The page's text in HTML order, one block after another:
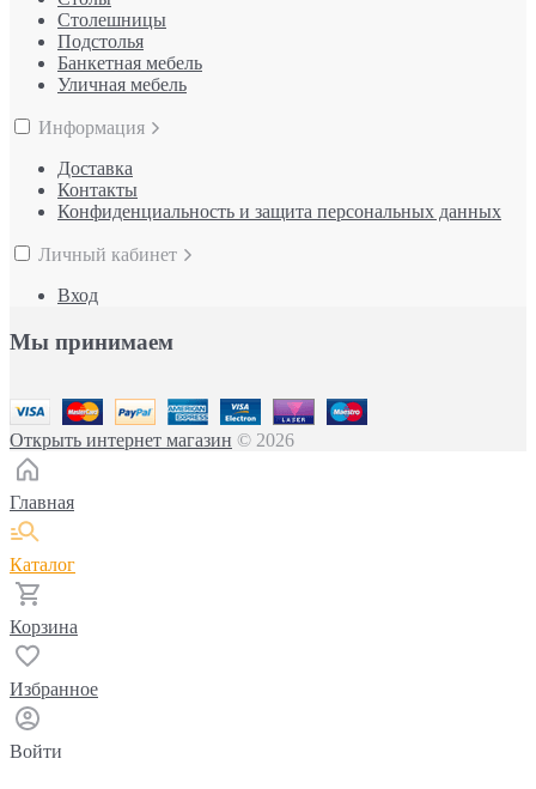
Столешницы
Подстолья
Банкетная мебель
Уличная мебель
Информация
Доставка
Контакты
Конфиденциальность и защита персональных данных
Личный кабинет
Вход
Мы принимаем
Открыть интернет магазин © 2026
Главная
Каталог
Корзина
Избранное
Войти